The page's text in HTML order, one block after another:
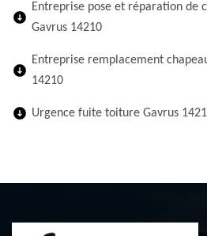
Entreprise pose et réparation de
Gavrus 14210
Entreprise remplacement
14210
Urgence fuite toiture Gavrus